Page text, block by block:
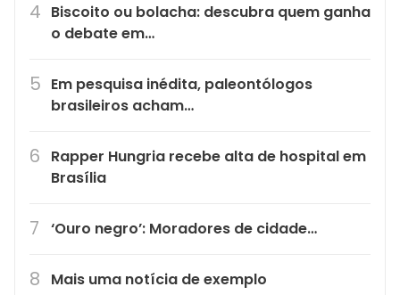
Biscoito ou bolacha: descubra quem ganha
o debate em…
Em pesquisa inédita, paleontólogos
brasileiros acham…
Rapper Hungria recebe alta de hospital em
Brasília
‘Ouro negro’: Moradores de cidade…
Mais uma notícia de exemplo